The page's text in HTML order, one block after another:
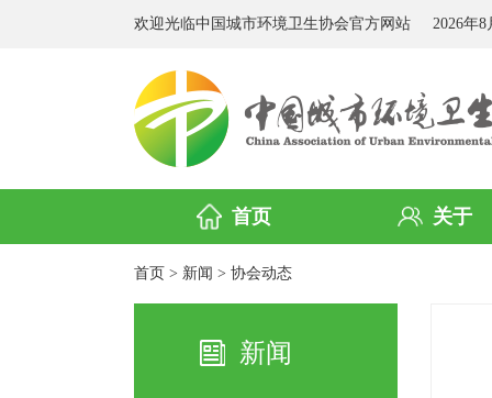
欢迎光临中国城市环境卫生协会官方网站 2026年
首页 关于
首页 > 新闻 > 协会动态
新闻